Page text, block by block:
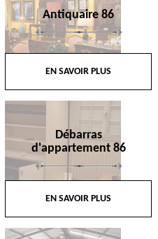
Antiquaire 86
EN SAVOIR PLUS
Débarras
d'appartement 86
EN SAVOIR PLUS